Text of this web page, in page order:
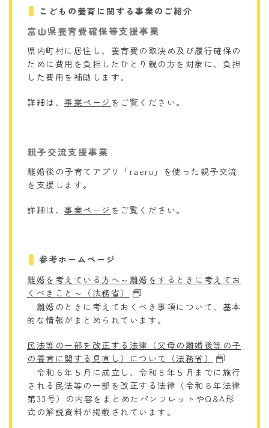
こどもの養育に関する事業のご紹介
富山県養育費確保等支援事業
県内町村に居住し、養育費の取決め及び履行確保の
ために費用を負担したひとり親の方を対象に、負担
した費用を補助します。
詳細は、 事業ページ をご覧ください。
親子交流支援事業
離婚後の子育てアプリ「raeru」を使った親子交流
を支援します。
詳細は、 事業ページ をご覧ください。
参考ホームページ
離婚を考えている方へ～離婚をするときに考えてお
くべきこと～（法務省）
離婚のときに考えておくべき事項について、基本
的な情報がまとめられています。
民法等の一部を改正する法律（父母の離婚後等の子
の養育に関する見直し）について（法務省）
令和６年５月に成立し、令和８年５月までに施行
される民法等の一部を改正する法律（令和６年法律
第33号）の内容をまとめたパンフレットやQ&A形
式の解説資料が掲載されています。